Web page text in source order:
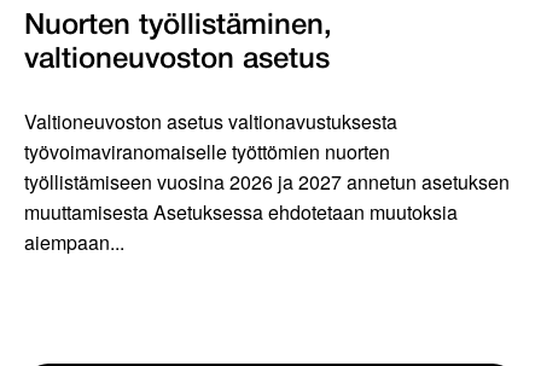
Nuorten työllistäminen,
valtioneuvoston asetus
Valtioneuvoston asetus valtionavustuksesta
työvoimaviranomaiselle työttömien nuorten
työllistämiseen vuosina 2026 ja 2027 annetun asetuksen
muuttamisesta Asetuksessa ehdotetaan muutoksia
aiempaan...